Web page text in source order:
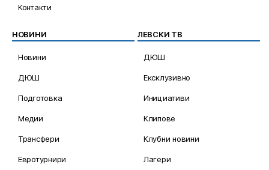
Контакти
НОВИНИ
Новини
ДЮШ
Подготовка
Медии
Трансфери
Евротурнири
ЛЕВСКИ ТВ
ДЮШ
Ексклузивно
Инициативи
Клипове
Клубни новини
Лагери